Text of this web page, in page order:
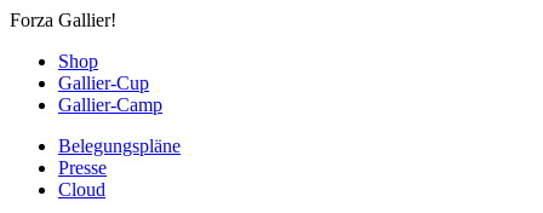
Forza Gallier!
Shop
Gallier-Cup
Gallier-Camp
Belegungspläne
Presse
Cloud